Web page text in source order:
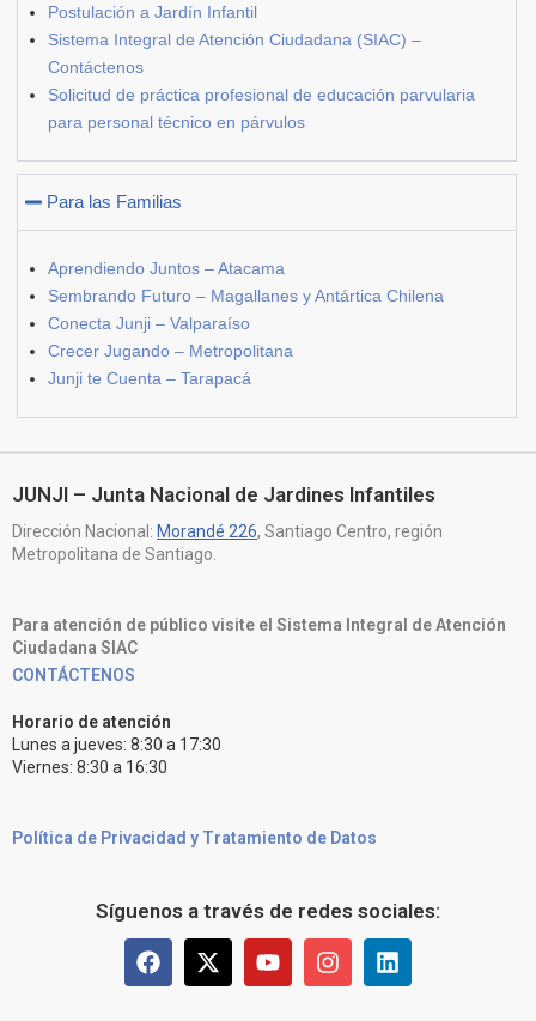
Postulación a Jardín Infantil
Sistema Integral de Atención Ciudadana (SIAC) –
Contáctenos
Solicitud de práctica profesional de educación parvularia
para personal técnico en párvulos
Para las Familias
Aprendiendo Juntos – Atacama
Sembrando Futuro – Magallanes y Antártica Chilena
Conecta Junji – Valparaíso
Crecer Jugando – Metropolitana
Junji te Cuenta – Tarapacá
JUNJI – Junta Nacional de Jardines Infantiles
Dirección Nacional: Morandé 226, Santiago Centro, región
Metropolitana de Santiago.
Para atención de público visite el Sistema Integral de Atención
Ciudadana SIAC
CONTÁCTENOS
Horario de atención
Lunes a jueves: 8:30 a 17:30
Viernes: 8:30 a 16:30
Política de Privacidad y Tratamiento de Datos
Síguenos a través de redes sociales: